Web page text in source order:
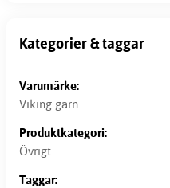
Kategorier & taggar
Varumärke:
Viking garn
Produktkategori:
Övrigt
Taggar: